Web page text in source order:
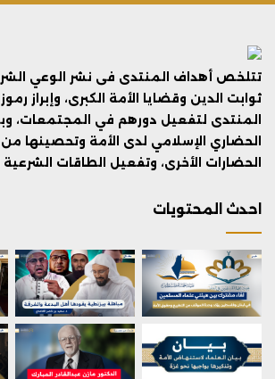
تتلخص أهداف المنتدى فى نشر الوعي
ثوابت الدين وقضايا الأمة الكبرى، وإبراز
المنتدى لتفعيل دورهم في المجتمعات،
الحضاري الإسلامي لدى الأمة وتحصينها
الحضارات الأخرى، وتفعيل الطاقات الشرعية
احدث المحتويات